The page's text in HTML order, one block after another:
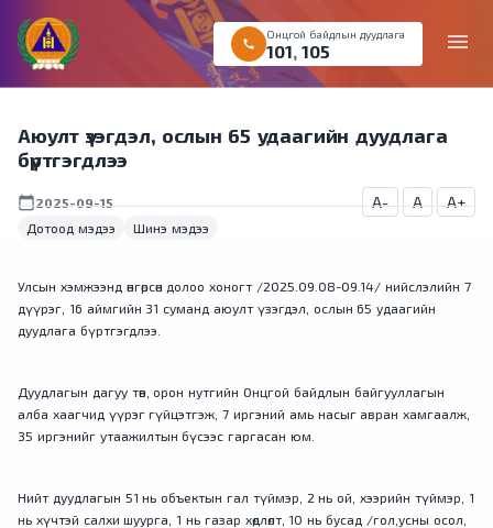
menu
call
Онцгой байдлын дуудлага
101 ,105
Аюулт үзэгдэл, ослын 65 удаагийн дуудлага
бүртгэгдлээ
calendar_today2025-09-15
Дотоод мэдээ
Шинэ мэдээ
A- A A+
Улсын хэмжээнд өнгөрсөн долоо хоногт /2025.09.08-09.14/ нийслэлийн 7
дүүрэг, 16 аймгийн 31 суманд аюулт үзэгдэл, ослын 65 удаагийн
дуудлага бүртгэгдлээ.
Дуудлагын дагуу төв, орон нутгийн Онцгой байдлын байгууллагын
алба хаагчид үүрэг гүйцэтгэж, 7 иргэний амь насыг авран хамгаалж,
35 иргэнийг утаажилтын бүсээс гаргасан юм.
Нийт дуудлагын 51 нь объектын гал түймэр, 2 нь ой, хээрийн түймэр, 1
нь хүчтэй салхи шуурга, 1 нь газар хөдлөлт, 10 нь бусад /гол,усны осол,